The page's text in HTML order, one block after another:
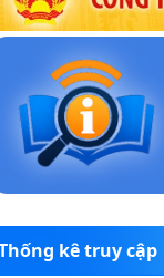
kê truy cập